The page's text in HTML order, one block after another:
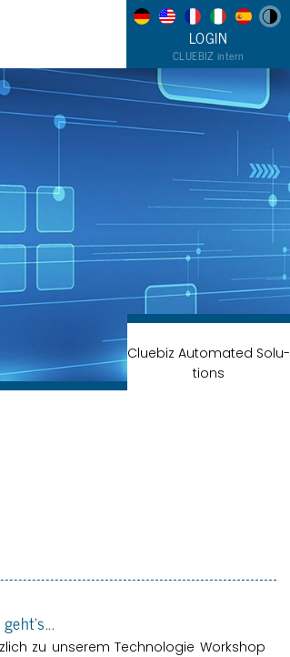
LOGIN
CLUE­BIZ in­tern
Clue­biz Au­to­ma­ted So­lu­
ti­ons
zu un­se­rem Tech­no­lo­gie Work­shop